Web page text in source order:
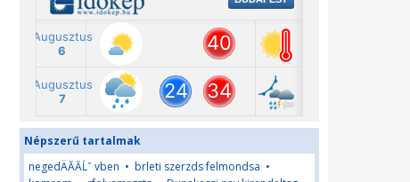
Népszerű tartalmak
negedÄĂĂĹˇ vben • brleti szerzds felmondsa •